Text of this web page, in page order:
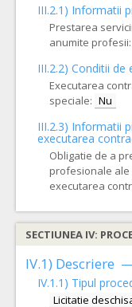
III.2.1) Informatii
Prestarea
anumite profesii:
III.2.2) Conditii de
Executarea
speciale: Nu
III.2.3) Informatii
executarea
Obligatie de a
profesionale
executarea
SECTIUNEA IV:
IV.1) Descriere
IV.1.1) Tipul
Licitatie